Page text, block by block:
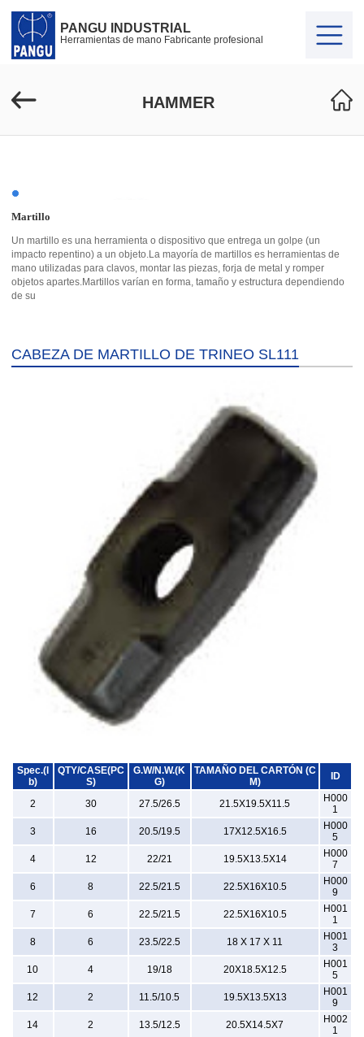
PANGU INDUSTRIAL
Herramientas de mano Fabricante profesional
HAMMER
Martillo
Un martillo es una herramienta o dispositivo que entrega un golpe (un
impacto repentino) a un objeto.La mayoría de martillos es herramientas de
mano utilizadas para clavos, montar las piezas, forja de metal y romper
objetos apartes.Martillos varían en forma, tamaño y estructura dependiendo
de su
CABEZA DE MARTILLO DE TRINEO SL111
Spec.(l
b)
QTY/CASE(PC
S)
G.W/N.W.(K
G)
TAMAÑO DEL CARTÓN (C
M)
ID
2 30 27.5/26.5 21.5X19.5X11.5
H000
1
3
16 20.5/19.5 17X12.5X16.5
H000
5
4
12 22/21 19.5X13.5X14
H000
7
6
8 22.5/21.5 22.5X16X10.5
H000
9
7
6 22.5/21.5 22.5X16X10.5
H001
1
8
6 23.5/22.5 18 X 17 X 11
H001
3
10
4 19/18 20X18.5X12.5
H001
5
12
2 11.5/10.5 19.5X13.5X13
H001
9
14
2 13.5/12.5 20.5X14.5X7
H002
1